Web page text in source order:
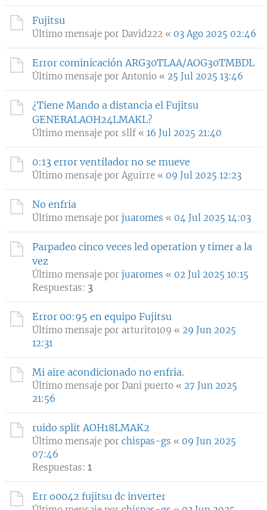
Fujitsu
Último mensaje por David222 « 03 Ago 2025 02:46
Error cominicación ARG30TLAA/AOG30TMBDL
Último mensaje por Antonio « 25 Jul 2025 13:46
¿Tiene Mando a distancia el Fujitsu
GENERALAOH24LMAKL?
Último mensaje por sllf « 16 Jul 2025 21:40
0:13 error ventilador no se mueve
Último mensaje por Aguirre « 09 Jul 2025 12:23
No enfria
Último mensaje por juaromes « 04 Jul 2025 14:03
Parpadeo cinco veces led operation y timer a la
vez
Último mensaje por juaromes « 02 Jul 2025 10:15
Respuestas: 3
Error 00:95 en equipo Fujitsu
Último mensaje por arturito109 « 29 Jun 2025
12:31
Mi aire acondicionado no enfria.
Último mensaje por Dani puerto « 27 Jun 2025
21:56
ruido split AOH18LMAK2
Último mensaje por chispas-gs « 09 Jun 2025
07:46
Respuestas: 1
Err o0042 fujitsu dc inverter